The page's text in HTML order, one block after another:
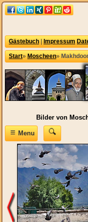
Gästebuch Impressum
Start» Moscheen»
Bilder von
≡Menu